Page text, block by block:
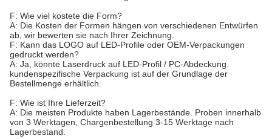
F: Wie viel kostete die Form?
A: Die Kosten der Formen hängen von verschiedenen Entwürfen
ab, wir bewerten sie nach Ihrer Zeichnung.
F: Kann das LOGO auf LED-Profile oder OEM-Verpackungen
gedruckt werden?
A: Ja, könnte Laserdruck auf LED-Profil / PC-Abdeckung.
kundenspezifische Verpackung ist auf der Grundlage der
Bestellmenge erhältlich.
F: Wie ist Ihre Lieferzeit?
A: Die meisten Produkte haben Lagerbestände. Proben innerhalb
von 3 Werktagen, Chargenbestellung 3-15 Werktage nach
Lagerbestand.